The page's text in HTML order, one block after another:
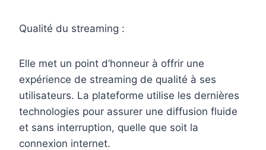
Qualité du streaming :
Elle met un point d’honneur à offrir une
expérience de streaming de qualité à ses
utilisateurs. La plateforme utilise les dernières
technologies pour assurer une diffusion fluide
et sans interruption, quelle que soit la
connexion internet.